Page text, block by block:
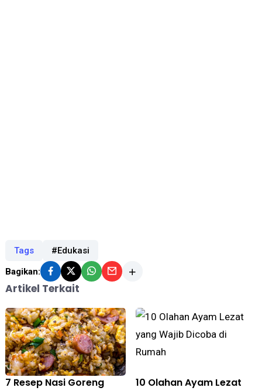
Tags #Edukasi
Bagikan:
Artikel Terkait
7 Resep Nasi Goreng
10 Olahan Ayam Lezat